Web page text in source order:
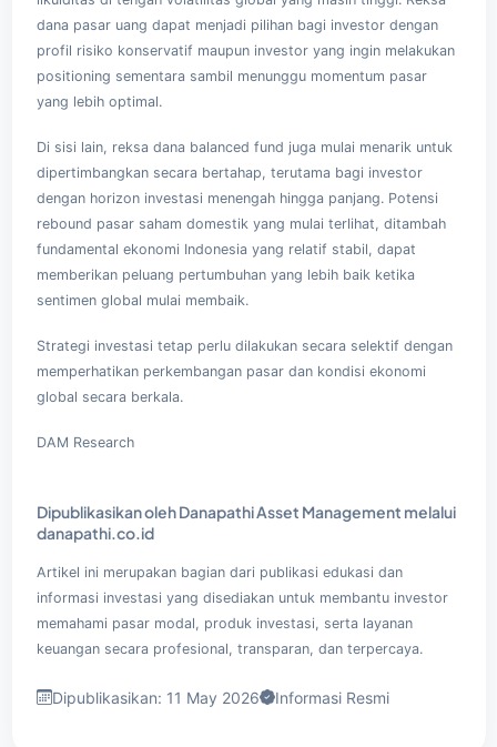
dana pasar uang dapat menjadi pilihan bagi investor dengan
profil risiko konservatif maupun investor yang ingin melakukan
positioning sementara sambil menunggu momentum pasar
yang lebih optimal.
Di sisi lain, reksa dana balanced fund juga mulai menarik untuk
dipertimbangkan secara bertahap, terutama bagi investor
dengan horizon investasi menengah hingga panjang. Potensi
rebound pasar saham domestik yang mulai terlihat, ditambah
fundamental ekonomi Indonesia yang relatif stabil, dapat
memberikan peluang pertumbuhan yang lebih baik ketika
sentimen global mulai membaik.
Strategi investasi tetap perlu dilakukan secara selektif dengan
memperhatikan perkembangan pasar dan kondisi ekonomi
global secara berkala.
DAM Research
Dipublikasikan oleh Danapathi Asset Management melalui
danapathi.co.id
Artikel ini merupakan bagian dari publikasi edukasi dan
informasi investasi yang disediakan untuk membantu investor
memahami pasar modal, produk investasi, serta layanan
keuangan secara profesional, transparan, dan terpercaya.
Dipublikasikan: 11 May 2026 Informasi Resmi